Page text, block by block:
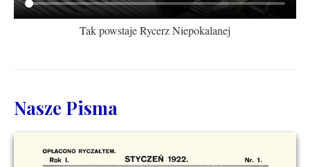
Tak powstaje Rycerz Niepokalanej
Nasze Pisma